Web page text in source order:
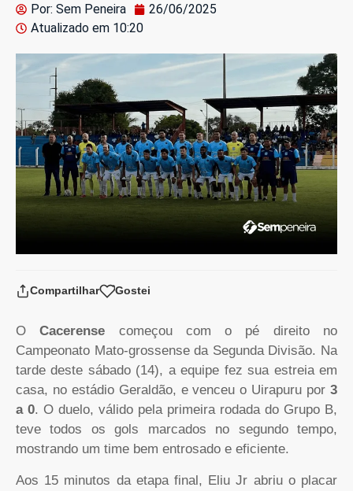
Por: Sem Peneira
26/06/2025
Atualizado em 10:20
Compartilhar Gostei
OCacerense começou com o pé direito no
Campeonato Mato-grossense da Segunda Divisão. Na
tarde deste sábado (14), a equipe fez sua estreia em
casa, no estádio Geraldão, e venceu o Uirapuru por 3
a 0. O duelo, válido pela primeira rodada do Grupo B,
teve todos os gols marcados no segundo tempo,
mostrando um time bem entrosado e eficiente.
Aos 15 minutos da etapa final, Eliu Jr abriu o placar